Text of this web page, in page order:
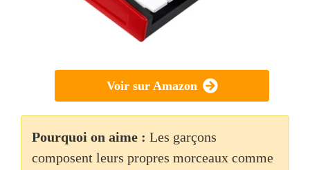
Voir sur Amazon
Pourquoi on aime : Les garçons
composent leurs propres morceaux comme